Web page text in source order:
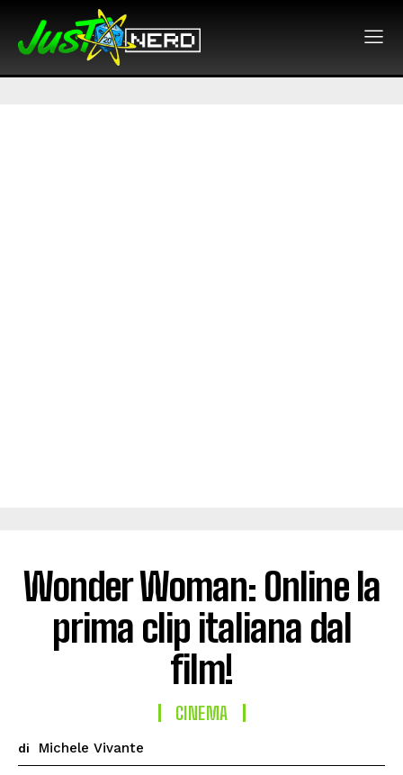
Wonder Woman: Online la
prima clip italiana dal
film!
CINEMA
di Michele Vivante